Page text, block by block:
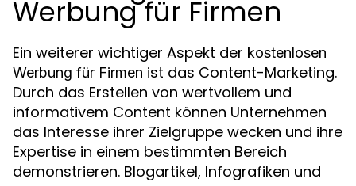
Werbung für Firmen
Ein weiterer wichtiger Aspekt der kostenlosen
Werbung für Firmen ist das Content-Marketing.
Durch das Erstellen von wertvollem und
informativem Content können Unternehmen
das Interesse ihrer Zielgruppe wecken und ihre
Expertise in einem bestimmten Bereich
demonstrieren. Blogartikel, Infografiken und